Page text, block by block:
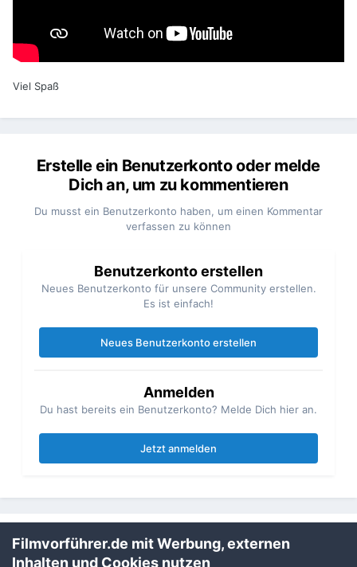
Viel Spaß
Erstelle ein Benutzerkonto oder melde
Dich an, um zu kommentieren
Du musst ein Benutzerkonto haben, um einen Kommentar
verfassen zu können
Benutzerkonto erstellen
Neues Benutzerkonto für unsere Community erstellen.
Es ist einfach!
Neues Benutzerkonto erstellen
Anmelden
Du hast bereits ein Benutzerkonto? Melde Dich hier an.
Jetzt anmelden
Teilen Folgen
Filmvorführer.de mit Werbung, externen
Inhalten und Cookies nutzen